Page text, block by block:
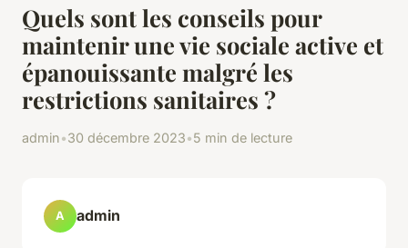
Quels sont les conseils pour
maintenir une vie sociale active et
épanouissante malgré les
restrictions sanitaires ?
admin•30 décembre 2023•5 min de lecture
A admin